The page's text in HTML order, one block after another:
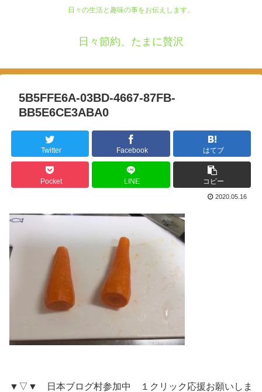
日々の生活と趣味の事をお伝えします。
日々節約、たまに贅沢
5B5FFE6A-03BD-4667-87FB-
BB5E6CE3ABA0
Twitter Facebook はてブ
Pocket LINE コピー
2020.05.16
▼▽▼ 日本ブログ村参加中 １クリック応援お願いしま